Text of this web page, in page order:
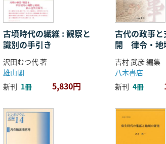
古墳時代の繊維 : 観察と
識別の手引き
沢田むつ代 著
雄山閣
新刊 1冊 5,830円
古代の政事
開 律令・地
係
吉村 武彦 編集
八木書店
新刊 4冊